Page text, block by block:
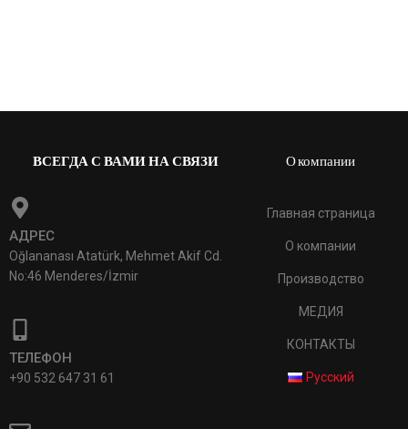
ВСЕГДА С ВАМИ НА СВЯЗИ
АДРЕС
Oğlananası Atatürk, Mehmet Akif Cd.
No:46 Menderes/İzmir
ТЕЛЕФОН
+90 532 647 31 61
О компании
Главная страница
О компании
Производство
МЕДИЯ
КОНТАКТЫ
Русский